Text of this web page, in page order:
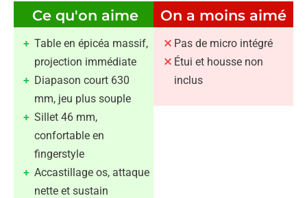
Ce qu'on aime
Table en épicéa massif,
projection immédiate
Diapason court 630
mm, jeu plus souple
Sillet 46 mm,
confortable en
fingerstyle
Accastillage os, attaque
nette et sustain
On a moins aimé
Pas de micro intégré
Étui et housse non
inclus